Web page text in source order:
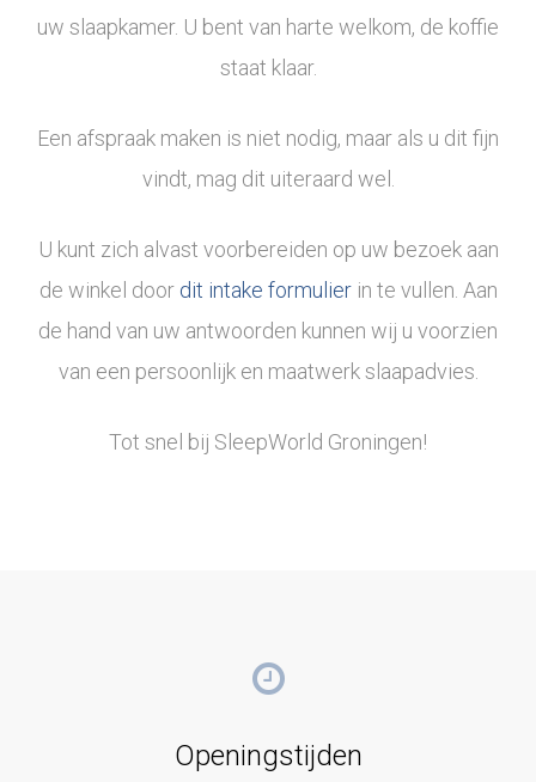
uw slaapkamer. U bent van harte welkom, de koffie
staat klaar.
Een afspraak maken is niet nodig, maar als u dit fijn
vindt, mag dit uiteraard wel.
U kunt zich alvast voorbereiden op uw bezoek aan
de winkel door dit intake formulierin te vullen. Aan
de hand van uw antwoorden kunnen wij u voorzien
van een persoonlijk en maatwerk slaapadvies.
Tot snel bij SleepWorld Groningen!
Openingstijden